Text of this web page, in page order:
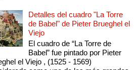
Detalles del cuadro "La Torre
de Babel" de Pieter Brueghel el
Viejo
El cuadro de “La Torre de
Babel” fue pintado por Pieter
el Viejo , (1525 - 1569)